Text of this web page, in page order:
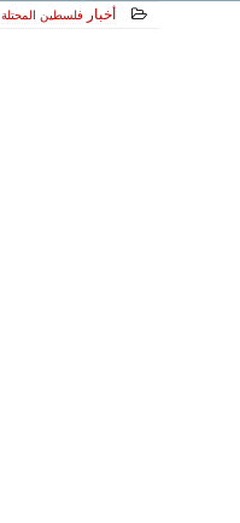
أخبار فلسطين المحتلة